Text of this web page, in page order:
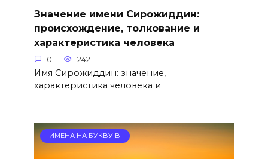
Значение имени Сирожиддин:
происхождение, толкование и
характеристика человека
0 242
Имя Сирожиддин: значение,
характеристика человека и
ИМЕНА НА БУКВУ В